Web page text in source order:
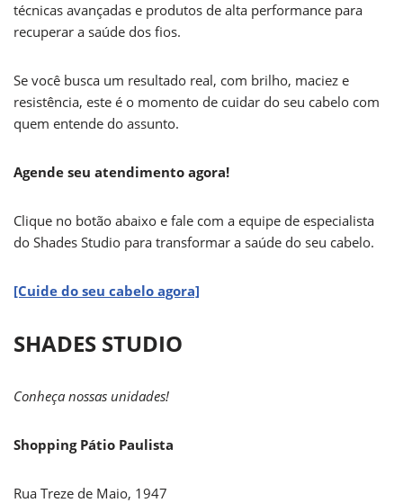
técnicas avançadas e produtos de alta performance para
recuperar a saúde dos fios.
Se você busca um resultado real, com brilho, maciez e
resistência, este é o momento de cuidar do seu cabelo com
quem entende do assunto.
Agende seu atendimento agora!
Clique no botão abaixo e fale com a equipe de especialista
do Shades Studio para transformar a saúde do seu cabelo.
[Cuide do seu cabelo agora]
SHADES STUDIO
Conheça nossas unidades!
Shopping Pátio Paulista
Rua Treze de Maio, 1947